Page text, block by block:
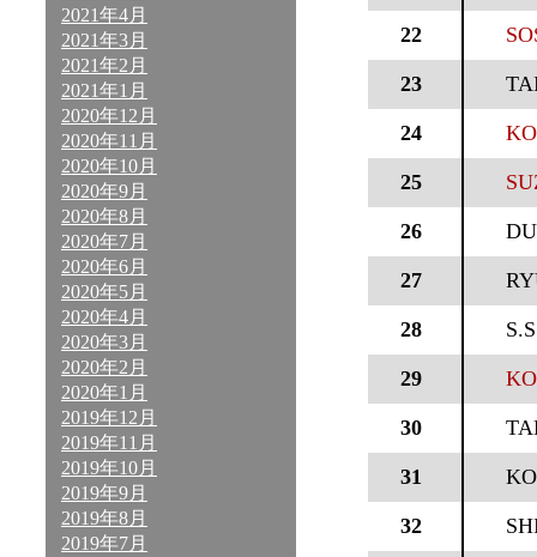
2021年4月
2021年3月
2021年2月
2021年1月
2020年12月
2020年11月
2020年10月
2020年9月
2020年8月
2020年7月
2020年6月
2020年5月
2020年4月
2020年3月
2020年2月
2020年1月
2019年12月
2019年11月
2019年10月
2019年9月
2019年8月
2019年7月
22
23
24
25
26
27
28
29
30
31
32